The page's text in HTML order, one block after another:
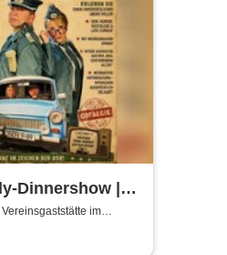
Dinnershow |
Kult-Comedy
im